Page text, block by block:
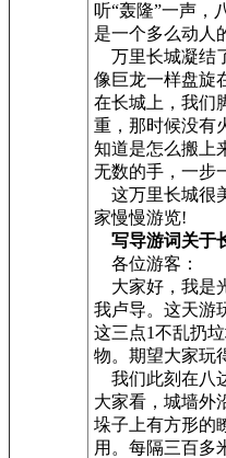
听“轰隆”一声，
是一个多么动人
万里长城凝结
像巨龙一样盘旋
在长城上，我们
重，那时候没有
知道是怎么搬上
无数的手，一
这万里长城很
家慢慢游览!
写导游词关于
各位游客：
大家好，我是
我卢导。这天游
这三点1不乱扔
物。期望大家玩
我们此刻在八
大家看，城墙外
垛子上有方形的
用。每隔三百多